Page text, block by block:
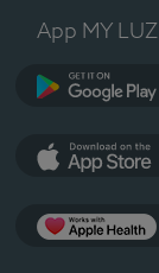
App MY LUZ